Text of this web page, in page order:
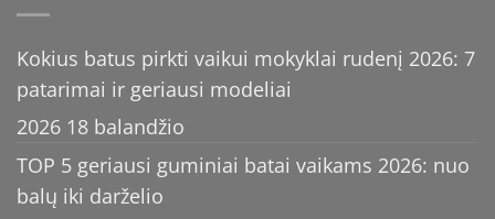
Kokius batus pirkti vaikui mokyklai rudenį 2026: 7
patarimai ir geriausi modeliai
2026 18 balandžio
TOP 5 geriausi guminiai batai vaikams 2026: nuo
balų iki darželio